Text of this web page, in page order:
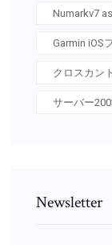
Numarkv7
Garmin iOS
クロスカン
サーバー
Newsletter